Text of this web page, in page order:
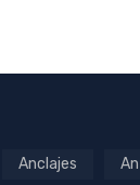
Anclajes